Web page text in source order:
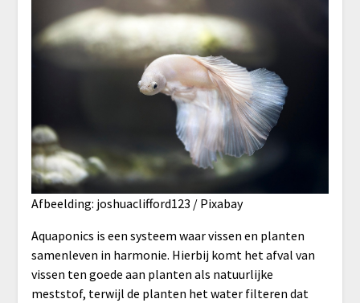
Afbeelding: joshuaclifford123 / Pixabay
Aquaponics is een systeem waar vissen en planten
samenleven in harmonie. Hierbij komt het afval van
vissen ten goede aan planten als natuurlijke
meststof, terwijl de planten het water filteren dat